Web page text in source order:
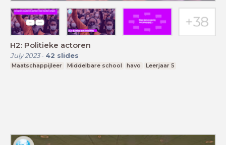
H2: Politieke actoren
July 2023- 42 slides
Maatschappijleer Middelbare school havo Leerjaar 5